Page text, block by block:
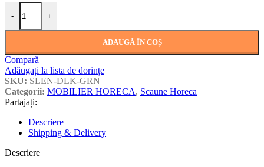
-
Cantitate Scaun Leon Green
+
ADAUGĂ ÎN COȘ
Compară
Adăugați la lista de dorințe
SKU: SLEN-DLK-GRN
Categorii: MOBILIER HORECA, Scaune Horeca
Partajați:
Descriere
Shipping & Delivery
Descriere